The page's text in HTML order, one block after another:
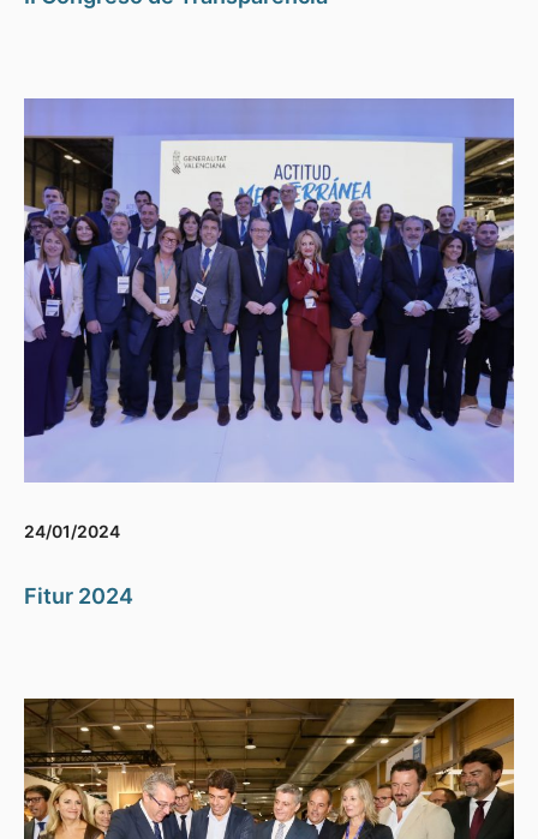
24/01/2024
Fitur 2024